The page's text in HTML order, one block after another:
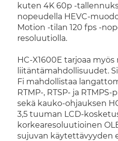
kuten 4K 60p -
nopeudella HEVC-
Motion -tilan 120 fps -
resoluutiolla.
HC-X1600E tarjoaa
liitäntämahdollisuudet.
Fi mahdollistaa
RTMP-, RTSP- ja
sekä kauko-ohjauksen
3,5 tuuman LCD-
korkearesoluutioinen
sujuvan käytettävyyden